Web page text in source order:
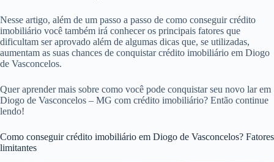
Nesse artigo, além de um passo a passo de como conseguir crédito
imobiliário você também irá conhecer os principais fatores que
dificultam ser aprovado além de algumas dicas que, se utilizadas,
aumentam as suas chances de conquistar crédito imobiliário em Diogo
de Vasconcelos.
Quer aprender mais sobre como você pode conquistar seu novo lar em
Diogo de Vasconcelos – MG com crédito imobiliário? Então continue
lendo!
Como conseguir crédito imobiliário em Diogo de Vasconcelos? Fatores
limitantes